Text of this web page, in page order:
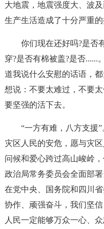
大地震，地震强度大、波
生产生活造成了十分严重的
你们现在还好吗?是否
穿?是否有棉被盖?是否......
道我说什么安慰的话语，
想说：不要太难过，不要
要坚强的活下去。
“一方有难，八方支援
灾区人民的安危，愿与灾
问候和爱心跨过高山峻岭
政治局常务委员会全面部
在党中央、国务院和四川
协作、顽强奋斗，我们坚
人民一定能够万众一心、